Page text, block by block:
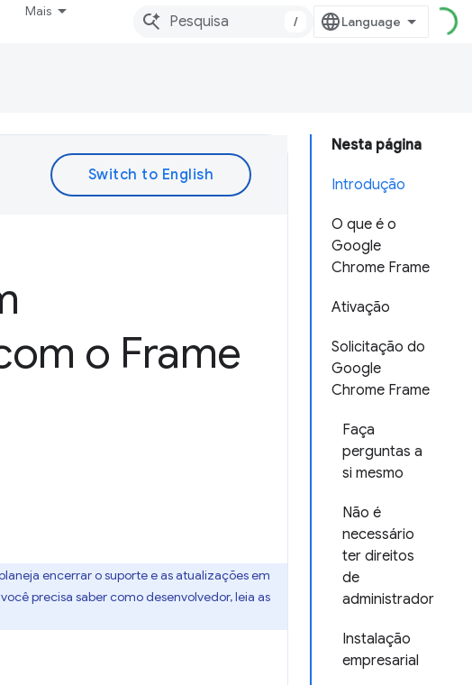
Mais
/
Nesta página
Introdução
O que é o
Google
Chrome Frame
Ativação
Solicitação do
Google
Chrome Frame
Faça
perguntas a
si mesmo
Não é
necessário
ter direitos
de
administrador
Instalação
empresarial
o Frame
encerrar o suporte e as atualizações em
precisa saber como desenvolvedor, leia as